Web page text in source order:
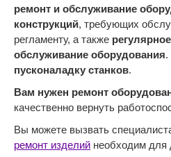
ремонт и обслуживание
конструкций, требующих
регламенту, а также регулярное
обслуживание оборудования.
пусконаладку станков.
Вам нужен ремонт
качественно вернуть
Вы можете вызвать
ремонт изделий необходим для